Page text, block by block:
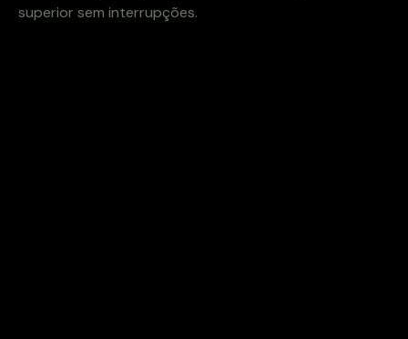
superior sem interrupções.